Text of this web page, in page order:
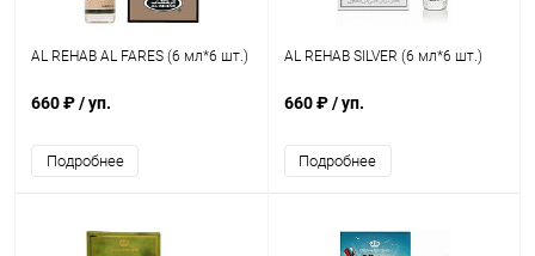
AL REHAB AL FARES (6 мл*6 шт.)
660 ₽/ уп.
Подробнее
AL REHAB SILVER (6 мл*6 шт.)
660 ₽/ уп.
Подробнее